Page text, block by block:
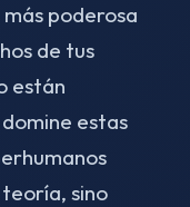
poderosa
de tus
están
estas
sino